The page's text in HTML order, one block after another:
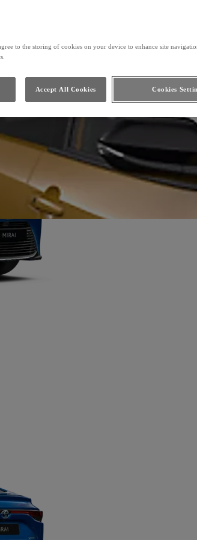
to the storing of cookies on your device to enhance site
Cookies
Accept All Cookies